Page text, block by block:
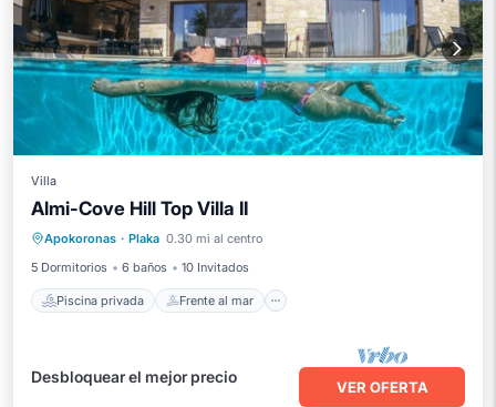
Villa
Almi-Cove Hill Top Villa II
Apokoronas · Plaka 0.30 mi al centro
5 Dormitorios
6 baños 10 Invitados
Piscina privada Frente al mar
Piscina privada
Frente al mar
Bañera de hidromasaje
Desbloquear el mejor precio
VER OFERTA